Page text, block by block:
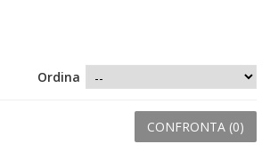
Ordina
CONFRONTA (0)